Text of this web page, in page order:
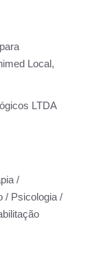
Local,
LTDA
/
/ Psicologia /